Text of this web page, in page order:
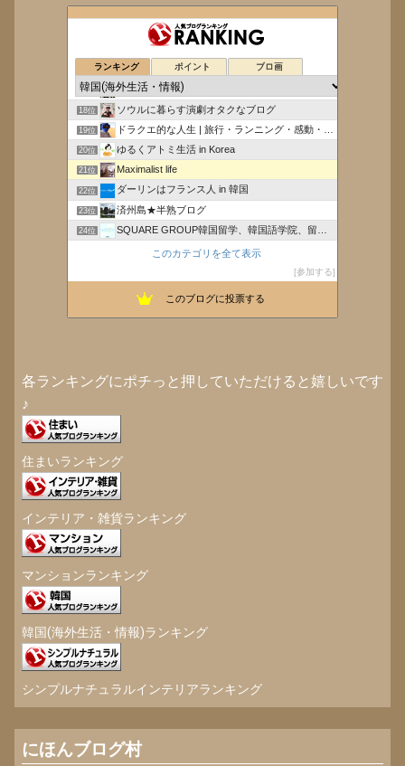
ランキング ポイント ブロ画
釜山の韓国語学院ＫＬＩFF
こりあゆぶろぐ
毎日楽しく暮らしてます in 韓国。
17位 葉茶を飲みながらダラダラ
18位 ソウルに暮らす演劇オタクなブログ
19位 ドラクエ的な人生 | 旅行・ランニング・感動・ライフ
20位 ゆるくアトミ生活 in Korea
21位 Maximalist life
22位 ダーリンはフランス人 in 韓国
23位 済州島★半熟ブログ
24位 SQUARE GROUP韓国留学、韓国語学院、留学サー…
こりあゆ韓国語ぶろぐ
子育て嫌いな女(オカン)がHappyになる方法
このカテゴリを全て表示
参加する
このブログに投票する
各ランキングにポチっと押していただけると嬉しいです
♪
住まいランキング
インテリア・雑貨ランキング
マンションランキング
韓国(海外生活・情報)ランキング
シンプルナチュラルインテリアランキング
にほんブログ村